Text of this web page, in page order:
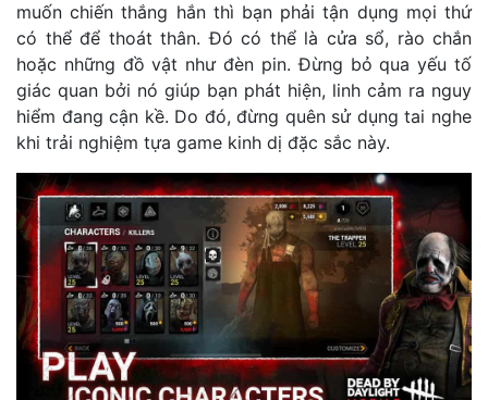
muốn chiến thắng hắn thì bạn phải tận dụng mọi thứ
có thể để thoát thân. Đó có thể là cửa sổ, rào chắn
hoặc những đồ vật như đèn pin. Đừng bỏ qua yếu tố
giác quan bởi nó giúp bạn phát hiện, linh cảm ra nguy
hiểm đang cận kề. Do đó, đừng quên sử dụng tai nghe
khi trải nghiệm tựa game kinh dị đặc sắc này.